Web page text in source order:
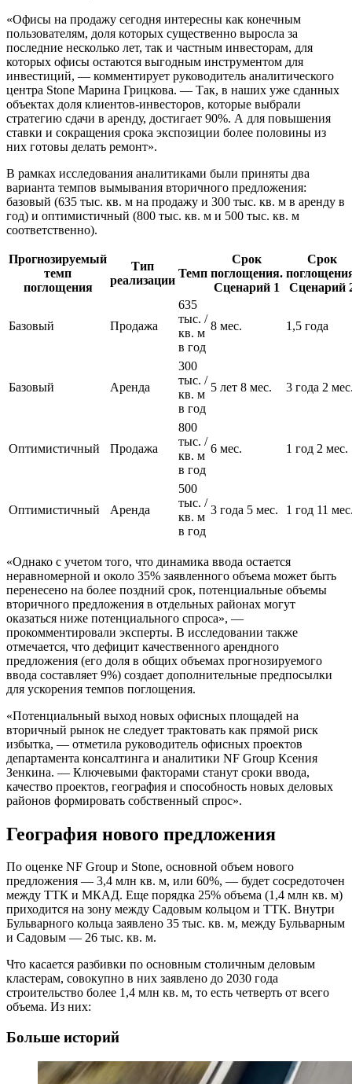
«Офисы на продажу сегодня интересны как конечным
пользователям, доля которых существенно выросла за
последние несколько лет, так и частным инвесторам, для
которых офисы остаются выгодным инструментом для
инвестиций, — комментирует руководитель аналитического
центра Stone Марина Грицкова. — Так, в наших уже сданных
объектах доля клиентов-инвесторов, которые выбрали
стратегию сдачи в аренду, достигает 90%. А для повышения
ставки и сокращения срока экспозиции более половины из
них готовы делать ремонт».
В рамках исследования аналитиками были приняты два
варианта темпов вымывания вторичного предложения:
базовый (635 тыс. кв. м на продажу и 300 тыс. кв. м в аренду в
год) и оптимистичный (800 тыс. кв. м и 500 тыс. кв. м
соответственно).
Прогнозируемый
темп
поглощения
Тип
реализации
Темп
Срок
поглощения.
Сценарий 1
Срок
Сценарий
Базовый Продажа
635
тыс. /
кв. м
в год
8 мес. 1,5 года
Базовый Аренда
300
тыс. /
кв. м
в год
5 лет 8 мес. 3 года 2
Оптимистичный Продажа
800
тыс. /
кв. м
в год
6 мес. 1 год 2 мес.
Оптимистичный Аренда
500
тыс. /
кв. м
в год
3 года 5 мес. 1 год 11
«Однако с учетом того, что динамика ввода остается
неравномерной и около 35% заявленного объема может быть
перенесено на более поздний срок, потенциальные объемы
вторичного предложения в отдельных районах могут
оказаться ниже потенциального спроса», —
прокомментировали эксперты. В исследовании также
отмечается, что дефицит качественного арендного
предложения (его доля в общих объемах прогнозируемого
ввода составляет 9%) создает дополнительные предпосылки
для ускорения темпов поглощения.
«Потенциальный выход новых офисных площадей на
вторичный рынок не следует трактовать как прямой риск
избытка, — отметила руководитель офисных проектов
департамента консалтинга и аналитики NF Group Ксения
Зенкина. — Ключевыми факторами станут сроки ввода,
качество проектов, география и способность новых деловых
районов формировать собственный спрос».
География нового предложения
По оценке NF Group и Stone, основной объем нового
предложения — 3,4 млн кв. м, или 60%, — будет сосредоточен
между ТТК и МКАД. Еще порядка 25% объема (1,4 млн кв. м)
приходится на зону между Садовым кольцом и ТТК. Внутри
Бульварного кольца заявлено 35 тыс. кв. м, между Бульварным
и Садовым — 26 тыс. кв. м.
Что касается разбивки по основным столичным деловым
кластерам, совокупно в них заявлено до 2030 года
строительство более 1,4 млн кв. м, то есть четверть от всего
объема. Из них:
Больше историй